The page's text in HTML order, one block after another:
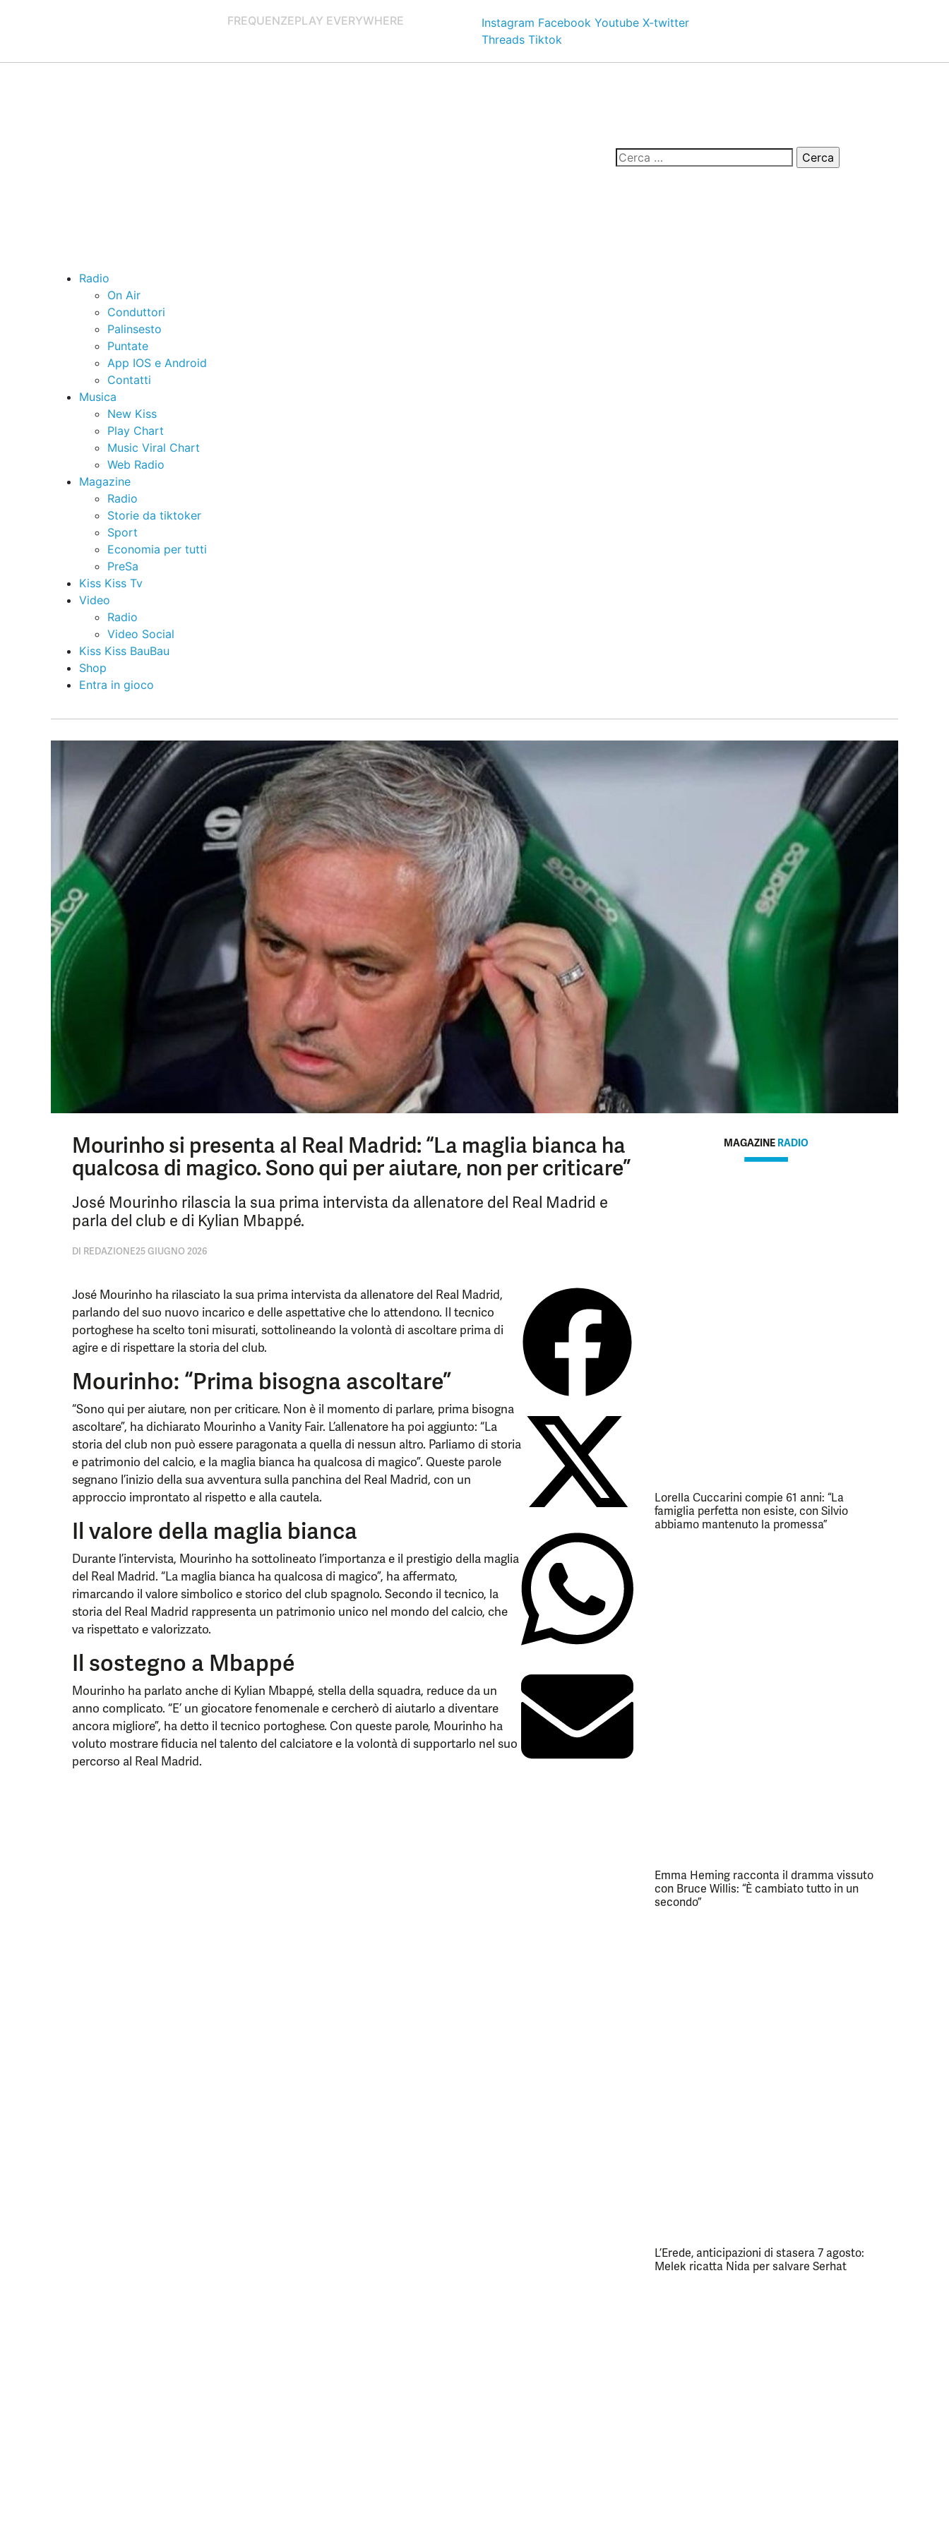
FREQUENZEPLAY EVERYWHERE Instagram Facebook Youtube X-twitter
Threads Tiktok
Radio
On Air
Conduttori
Palinsesto
Puntate
App IOS e Android
Contatti
Musica
New Kiss
Play Chart
Music Viral Chart
Web Radio
Magazine
Radio
Storie da tiktoker
Sport
Economia per tutti
PreSa
Kiss Kiss Tv
Video
Radio
Video Social
Kiss Kiss BauBau
Shop
Entra in gioco
Mourinho si presenta al Real Madrid: “La maglia bianca ha
qualcosa di magico. Sono qui per aiutare, non per criticare”
José Mourinho rilascia la sua prima intervista da allenatore del Real Madrid e
parla del club e di Kylian Mbappé.
DI REDAZIONE25 GIUGNO 2026
José Mourinho ha rilasciato la sua prima intervista da allenatore del Real Madrid,
parlando del suo nuovo incarico e delle aspettative che lo attendono. Il tecnico
portoghese ha scelto toni misurati, sottolineando la volontà di ascoltare prima di
agire e di rispettare la storia del club.
Mourinho: “Prima bisogna ascoltare”
“Sono qui per aiutare, non per criticare. Non è il momento di parlare, prima bisogna
ascoltare”, ha dichiarato Mourinho a Vanity Fair. L’allenatore ha poi aggiunto: “La
storia del club non può essere paragonata a quella di nessun altro. Parliamo di storia
e patrimonio del calcio, e la maglia bianca ha qualcosa di magico”. Queste parole
segnano l’inizio della sua avventura sulla panchina del Real Madrid, con un
approccio improntato al rispetto e alla cautela.
Il valore della maglia bianca
Durante l’intervista, Mourinho ha sottolineato l’importanza e il prestigio della maglia
del Real Madrid. “La maglia bianca ha qualcosa di magico”, ha affermato,
rimarcando il valore simbolico e storico del club spagnolo. Secondo il tecnico, la
storia del Real Madrid rappresenta un patrimonio unico nel mondo del calcio, che
va rispettato e valorizzato.
Il sostegno a Mbappé
Mourinho ha parlato anche di Kylian Mbappé, stella della squadra, reduce da un
anno complicato. “E’ un giocatore fenomenale e cercherò di aiutarlo a diventare
ancora migliore”, ha detto il tecnico portoghese. Con queste parole, Mourinho ha
voluto mostrare fiducia nel talento del calciatore e la volontà di supportarlo nel suo
percorso al Real Madrid.
MAGAZINE RADIO
Lorella Cuccarini compie 61 anni: “La
famiglia perfetta non esiste, con Silvio
abbiamo mantenuto la promessa”
Emma Heming racconta il dramma vissuto
con Bruce Willis: “È cambiato tutto in un
secondo”
L’Erede, anticipazioni di stasera 7 agosto:
Melek ricatta Nida per salvare Serhat